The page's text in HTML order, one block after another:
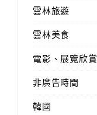
雲林旅遊
雲林美食
電影、展覽欣賞
非廣告時間
韓國